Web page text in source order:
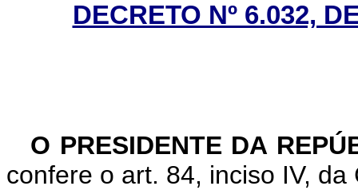
DECRETO Nº 6.032,
O PRESIDENTE DA
confere o art. 84, inciso IV, da